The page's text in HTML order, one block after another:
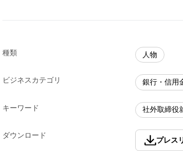
種類 人物
ビジネスカテゴリ 銀行・信用
キーワード 社外取締役
ダウンロード
プレス